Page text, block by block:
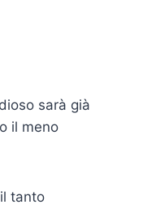
sarà già
il meno
tanto